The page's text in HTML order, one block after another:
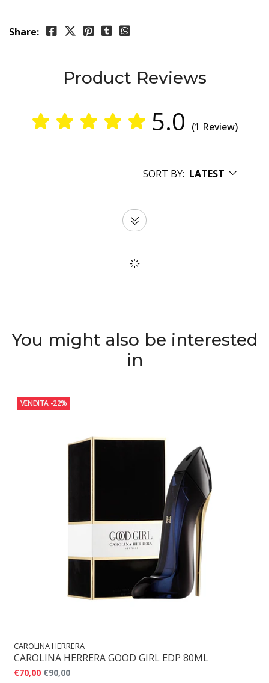
Share:
Product Reviews
5.0 (1 Review)
SORT BY: LATEST
You might also be interested
in
VENDITA -22%
CAROLINA HERRERA
CAROLINA HERRERA GOOD GIRL EDP 80ML
€70,00 €90,00